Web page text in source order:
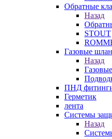
Обратные
Назад
STOUT
Газовые
Назад
ПНД
Герметик
лента
Системы
Назад